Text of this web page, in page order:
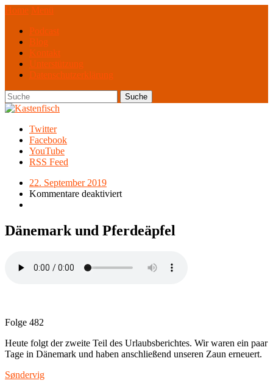
Home Menü
Podcast
Blog
Kontakt
Unterstützung
Datenschutzerklärung
Twitter
Facebook
YouTube
RSS Feed
22. September 2019
Kommentare deaktiviert
Dänemark und Pferdeäpfel
Folge 482
Heute folgt der zweite Teil des Urlaubsberichtes. Wir waren ein paar
Tage in Dänemark und haben anschließend unseren Zaun erneuert.
Søndervig